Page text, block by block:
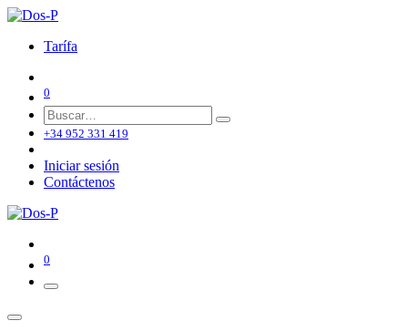
Tarífa
0
+34 952 331 419
Iniciar sesión
Contáctenos
0